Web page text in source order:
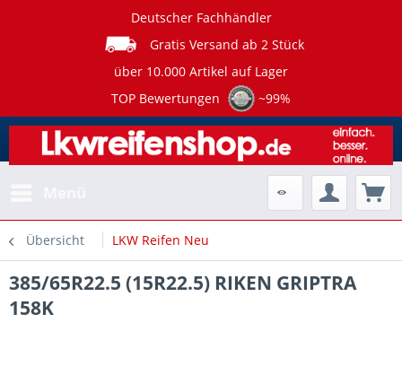
Deutscher Fachhändler
Gratis Versand ab 2 Stück
über 10.000 Artikel auf Lager
TOP Bewertungen
~99%
Übersicht LKW Reifen Neu
385/65R22.5 (15R22.5) RIKEN GRIPTRA
158K